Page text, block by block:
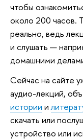
чтобы
около 200 часов.
реально, ведь
и слушать —
домашними
Сейчас на сайте
аудио-лекций,
истории и
скачать или
устройство или